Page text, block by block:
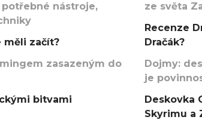
nástroje,
měli začít?
zasazeným do
bitvami
ze světa
Recenze
Dračák?
Dojmy:
je
Deskovka
Skyrimu a